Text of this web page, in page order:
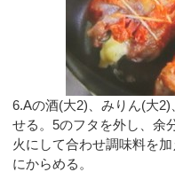
6.Aの酒(大2)、みりん(大
せる。5のフタを外し、余
火にして合わせ調味料を
にからめる。